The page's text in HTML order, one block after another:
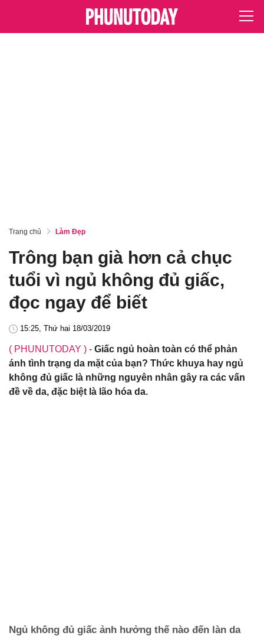
Trang chủ Làm Đẹp
Trông bạn già hơn cả chục
tuổi vì ngủ không đủ giấc,
đọc ngay để biết
15:25, Thứ hai 18/03/2019
( PHUNUTODAY ) - Giấc ngủ hoàn toàn có thể phản
ánh tình trạng da mặt của bạn? Thức khuya hay ngủ
không đủ giấc là những nguyên nhân gây ra các vấn
đề về da, đặc biệt là lão hóa da.
Ngủ không đủ giấc ảnh hưởng thế nào đến làn da